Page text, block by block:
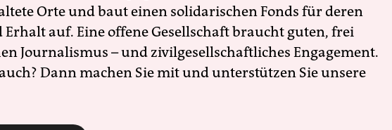
Orte und baut einen solidarischen Fonds für deren
Erhalt auf. Eine offene Gesellschaft braucht guten, frei
Journalismus – und zivilgesellschaftliches Engagement.
Dann machen Sie mit und unterstützen Sie unsere